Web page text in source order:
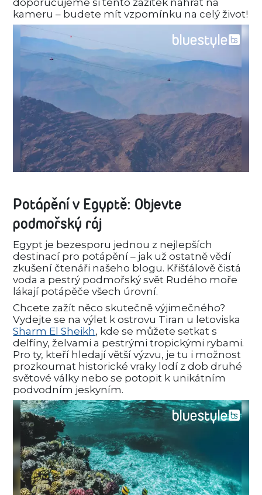
kameru – budete mít vzpomínku na celý život!
Potápění v Egyptě: Objevte
podmořský ráj
Egypt je bezesporu jednou z nejlepších
destinací pro potápění – jak už ostatně vědí
zkušení čtenáři našeho blogu. Křišťálově čistá
voda a pestrý podmořský svět Rudého moře
lákají potápěče všech úrovní.
Chcete zažít něco skutečně výjimečného?
Vydejte se na výlet k ostrovu Tiran u letoviska
Sharm El Sheikh, kde se můžete setkat s
delfíny, želvami a pestrými tropickými rybami.
Pro ty, kteří hledají větší výzvu, je tu i možnost
prozkoumat historické vraky lodí z dob druhé
světové války nebo se potopit k unikátním
podvodním jeskyním.